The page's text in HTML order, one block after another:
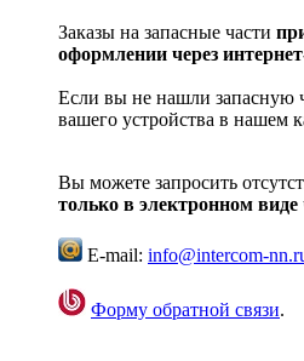
Заказы на запасные части
оформлении через
Если вы не нашли запасную
вашего устройства в нашем
Вы можете запросить
только в электронном виде
E-mail: info@intercom-
Форму обратной связи.